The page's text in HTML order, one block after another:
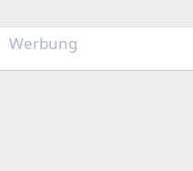
Werbung